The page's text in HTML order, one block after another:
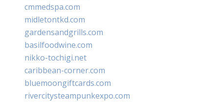
cmmedspa.com
midletontkd.com
gardensandgrills.com
basilfoodwine.com
nikko-tochigi.net
caribbean-corner.com
bluemoongiftcards.com
rivercitysteampunkexpo.com